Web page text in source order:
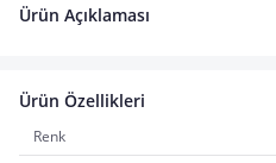
Ürün Açıklaması
Ürün Özellikleri
Renk